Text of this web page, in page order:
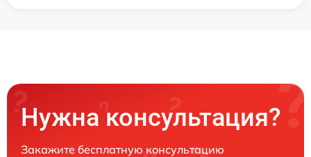
Нужна консультация?
Закажите бесплатную консультацию